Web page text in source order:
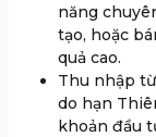
năng
tạo, hoặc
quả cao.
Thu nhập
do hạn
khoản đầu